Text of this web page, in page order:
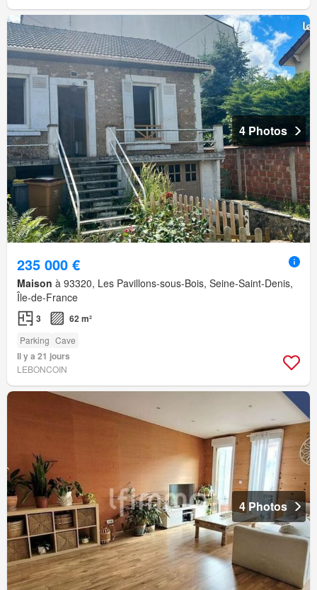
4 Photos
235 000 €
Maison à 93320, Les Pavillons-sous-Bois, Seine-Saint-Denis,
Île-de-France
3 62 m²
Parking Cave
Il y a 21 jours
LEBONCOIN
4 Photos